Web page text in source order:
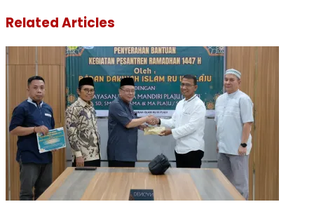
Related Articles